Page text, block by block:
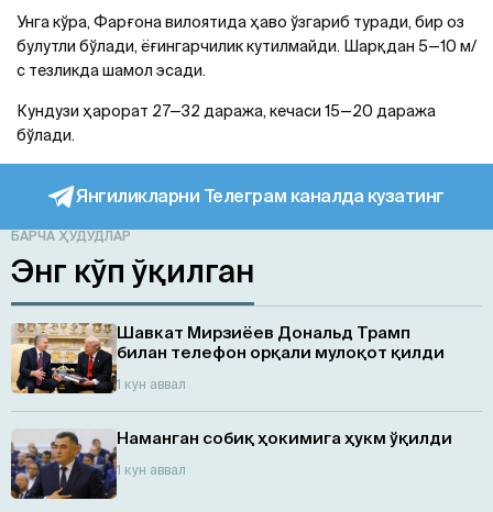
Унга кўра, Фарғона вилоятида ҳаво ўзгариб туради, бир оз
булутли бўлади, ёғингарчилик кутилмайди. Шарқдан 5—10 м/
с тезликда шамол эсади.
Кундузи ҳарорат 27—32 даража, кечаси 15—20 даража
бўлади.
Янгиликларни Телеграм каналда кузатинг
БАРЧА ҲУДУДЛАР
Энг кўп ўқилган
Шавкат Мирзиёев Дональд Трамп
билан телефон орқали мулоқот қилди
1 кун аввал
Наманган собиқ ҳокимига ҳукм ўқилди
1 кун аввал